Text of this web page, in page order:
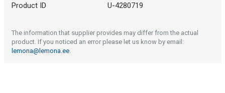
Product ID U-4280719
The information that supplier provides may differ from the actual
product. If you noticed an error please let us know by email:
lemona@lemona.ee.